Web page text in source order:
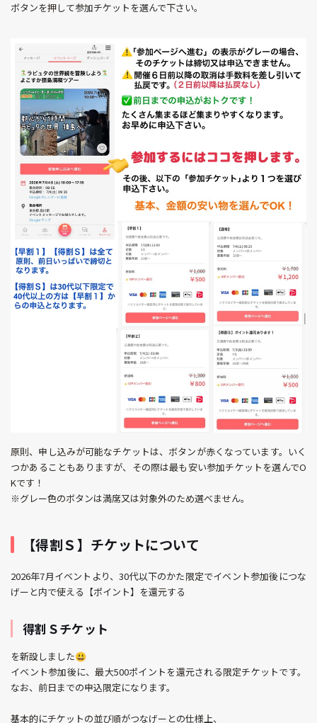
ボタンを押して参加チケットを選んで下さい。
原則、申し込みが可能なチケットは、ボタンが赤くなっています。いく
つかあることもありますが、その際は最も安い参加チケットを選んでO
Kです！
※グレー色のボタンは満席又は対象外のため選べません。
【得割Ｓ】チケットについて
2026年7月イベントより、30代以下のかた限定でイベント参加後につな
げーと内で使える【ポイント】を還元する
得割Ｓチケット
を新設しました😃
イベント参加後に、最大500ポイントを還元される限定チケットです。
なお、前日までの申込限定になります。
基本的にチケットの並び順がつなげーとの仕様上、